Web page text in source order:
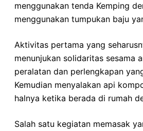
menggunakan tenda Kemping
menggunakan tumpukan baju
Aktivitas pertama yang
menunjukan solidaritas sesama
peralatan dan perlengkapan
Kemudian menyalakan api
halnya ketika berada di rumah
Salah satu kegiatan memasak